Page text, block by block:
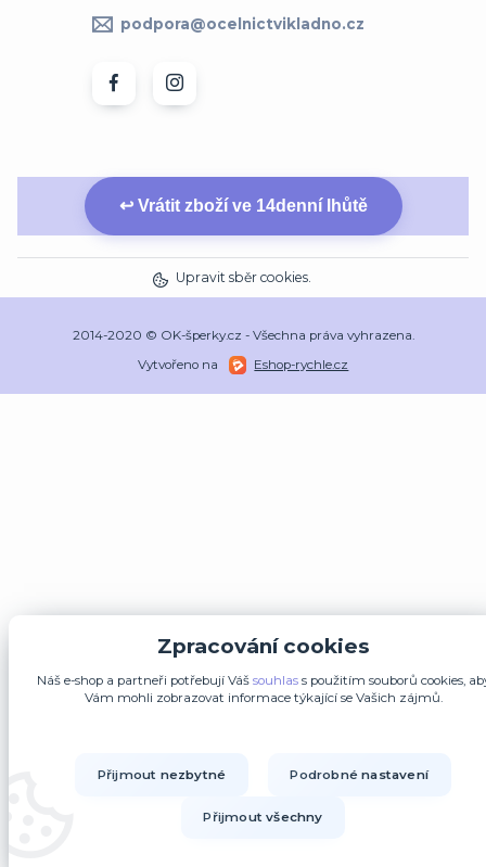
podpora@ocelnictvikladno.cz
↩ Vrátit zboží ve 14denní lhůtě
Upravit sběr cookies.
2014-2020 © OK-šperky.cz - Všechna práva vyhrazena.
Vytvořeno na
Eshop-rychle.cz
Zpracování cookies
Náš e-shop a partneři potřebují Váš souhlass použitím souborů cookies,
Vám mohli zobrazovat informace týkající se Vašich zájmů.
Přijmout nezbytné Podrobné nastavení
Přijmout všechny